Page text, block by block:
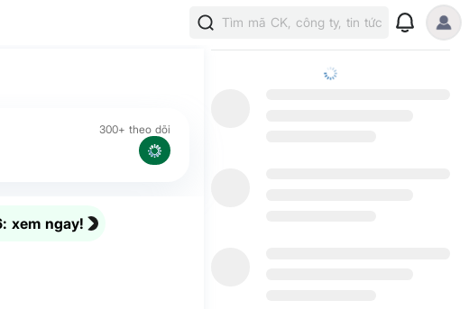
Tìm mã CK, công ty, tin tức
300+ theo dõi
xem ngay!